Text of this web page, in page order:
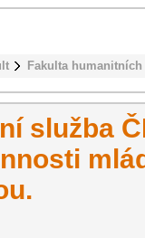
Fakulta
služba